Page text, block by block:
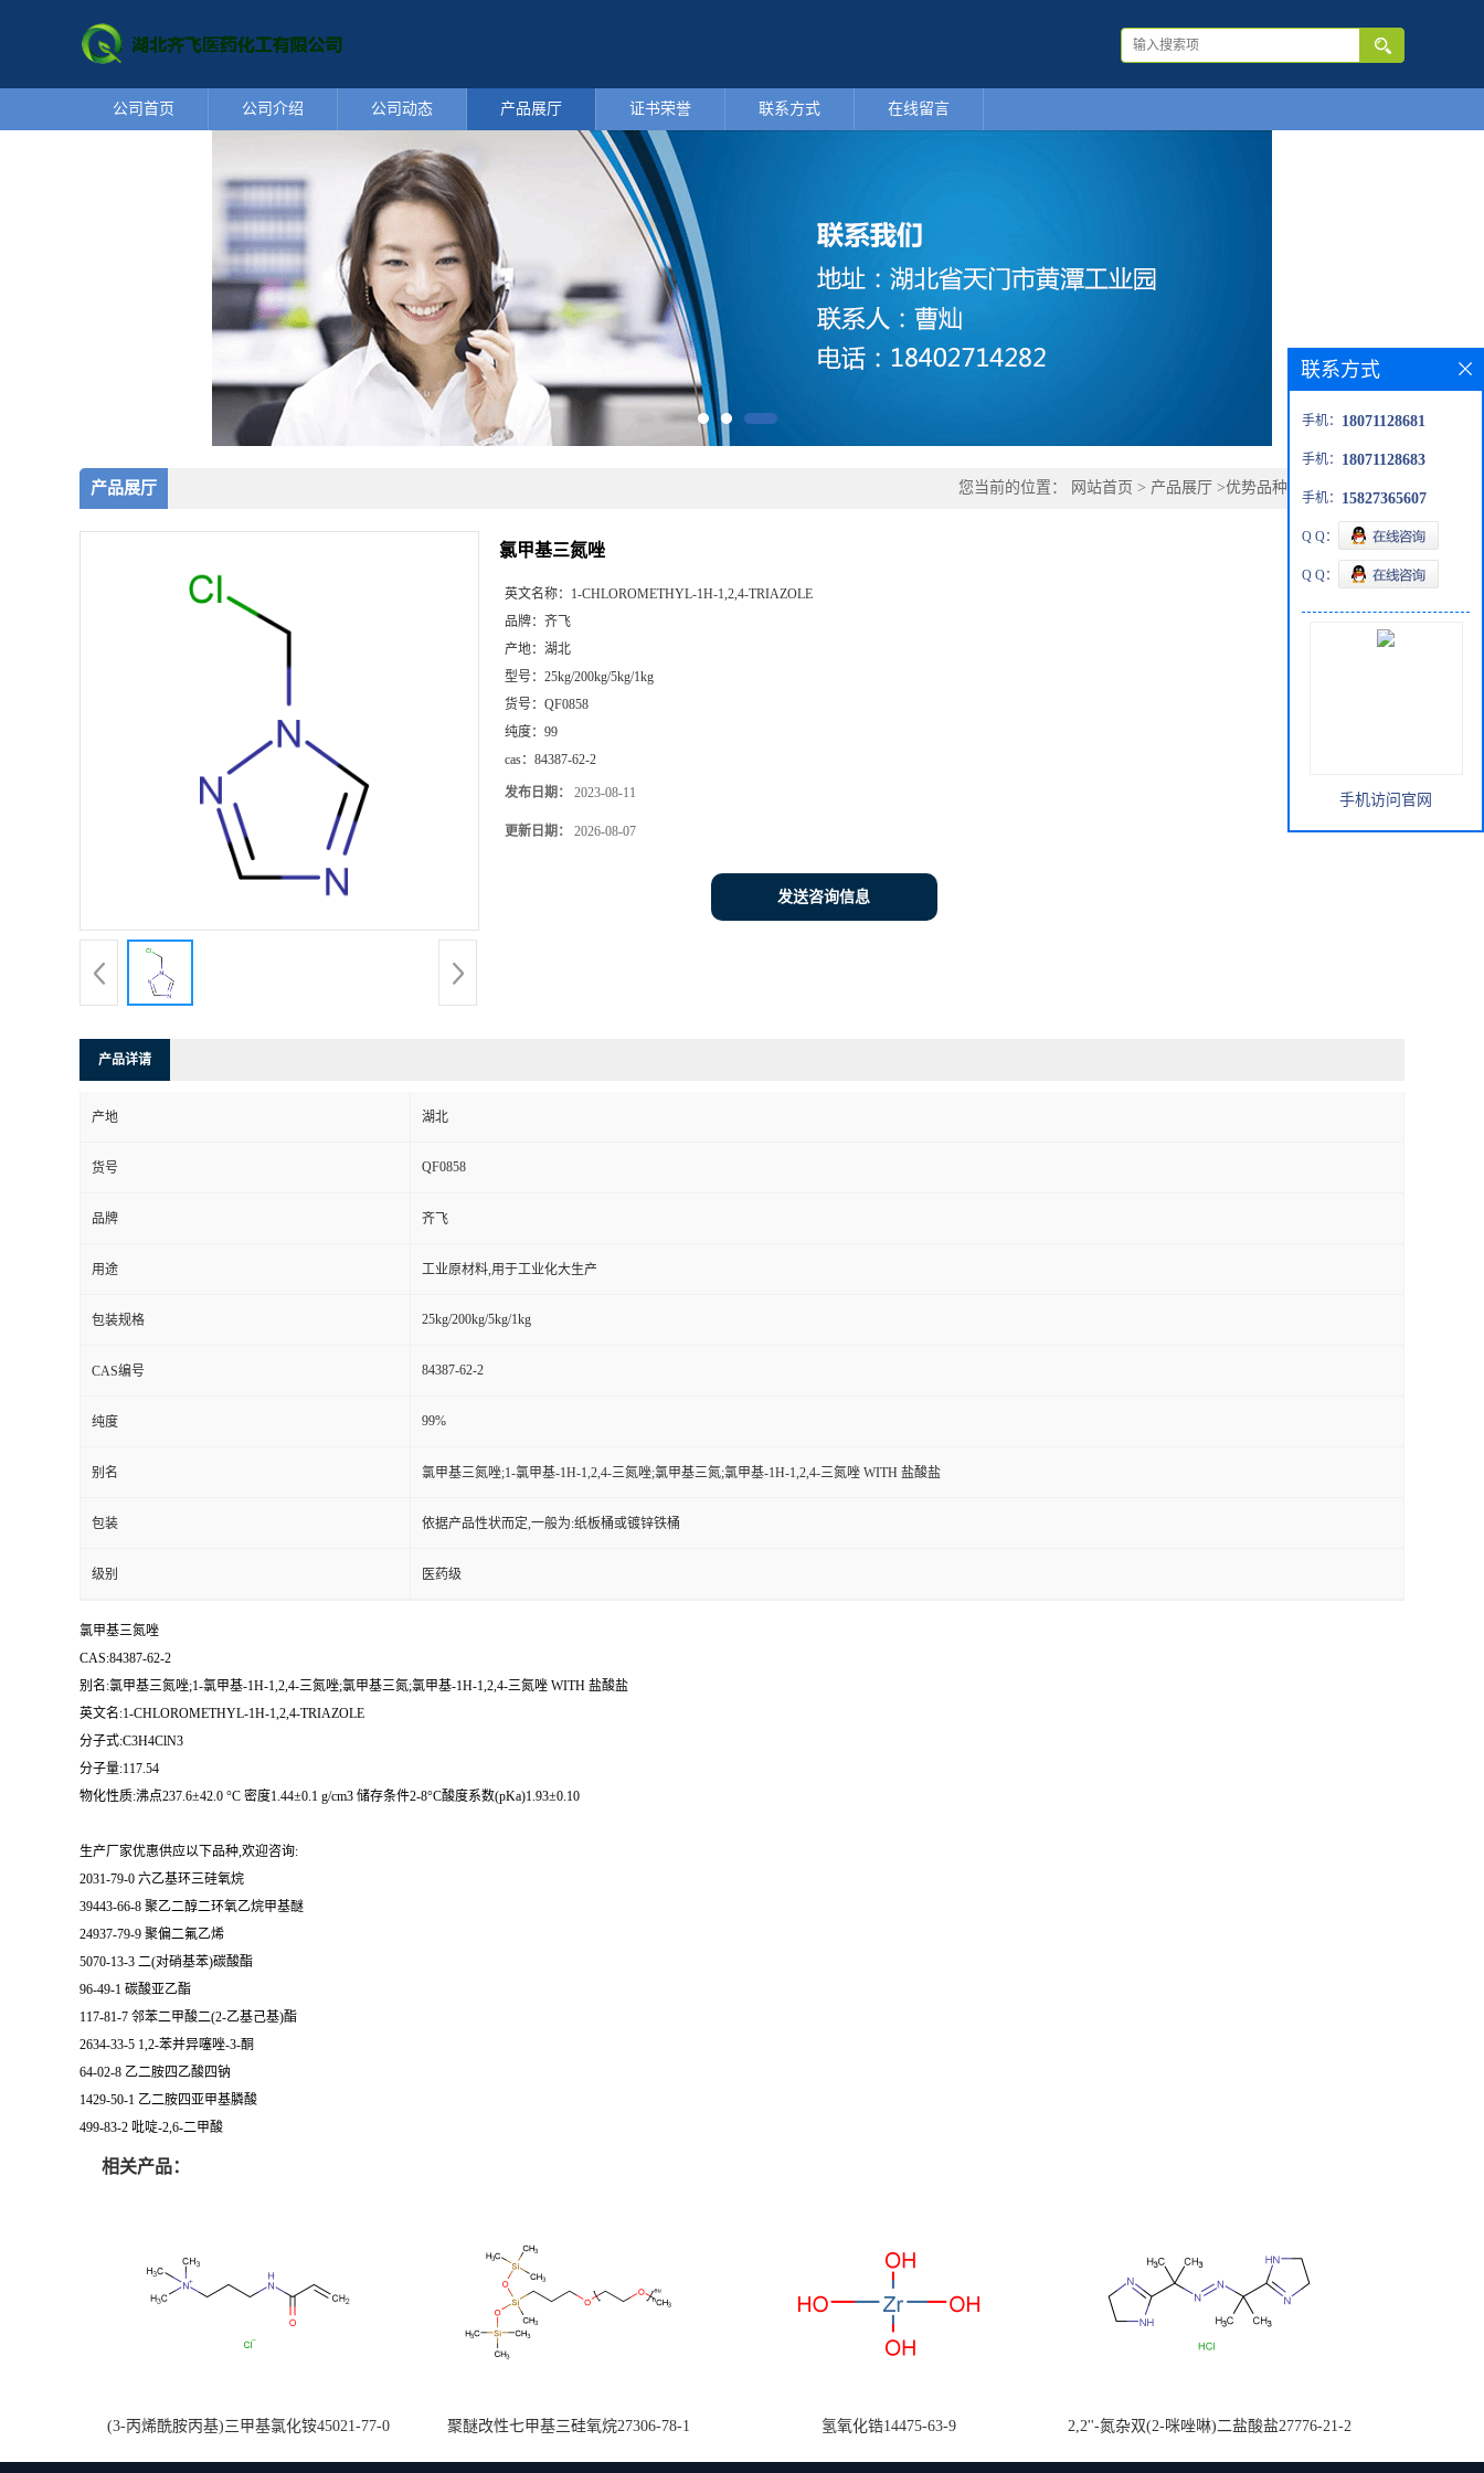
公司首页 公司介绍 公司动态 产品展厅 证书荣誉 联系方式 在线留言
产品展厅 您当前的位置： 网站首页 > 产品展厅 >优势品种 氯甲基三氮唑
氯甲基三氮唑
英文名称： 1-CHLOROMETHYL-1H-1,2,4-TRIAZOLE
品牌： 齐飞
产地： 湖北
型号： 25kg/200kg/5kg/1kg
货号： QF0858
纯度： 99
cas： 84387-62-2
发布日期： 2023-08-11
更新日期： 2026-08-07
发送咨询信息
产品详请
产地 湖北
货号 QF0858
品牌 齐飞
用途 工业原材料,用于工业化大生产
包装规格 25kg/200kg/5kg/1kg
CAS编号 84387-62-2
纯度 99%
别名 氯甲基三氮唑;1-氯甲基-1H-1,2,4-三氮唑;氯甲基三氮;氯甲基-1H-1,2,4-三氮唑 WITH 盐酸盐
包装 依据产品性状而定,一般为:纸板桶或镀锌铁桶
级别 医药级
氯甲基三氮唑
CAS:84387-62-2
别名:氯甲基三氮唑;1-氯甲基-1H-1,2,4-三氮唑;氯甲基三氮;氯甲基-1H-1,2,4-三氮唑 WITH 盐酸盐
英文名:1-CHLOROMETHYL-1H-1,2,4-TRIAZOLE
分子式:C3H4ClN3
分子量:117.54
物化性质:沸点237.6±42.0 °C 密度1.44±0.1 g/cm3 储存条件2-8°C酸度系数(pKa)1.93±0.10
生产厂家优惠供应以下品种,欢迎咨询:
2031-79-0 六乙基环三硅氧烷
39443-66-8 聚乙二醇二环氧乙烷甲基醚
24937-79-9 聚偏二氟乙烯
5070-13-3 二(对硝基苯)碳酸酯
96-49-1 碳酸亚乙酯
117-81-7 邻苯二甲酸二(2-乙基己基)酯
2634-33-5 1,2-苯并异噻唑-3-酮
64-02-8 乙二胺四乙酸四钠
1429-50-1 乙二胺四亚甲基膦酸
499-83-2 吡啶-2,6-二甲酸
相关产品：
(3-丙烯酰胺丙基)三甲基氯化铵45021-77-0 聚醚改性七甲基三硅氧烷27306-78-1 氢氧化锆14475-63-9 2,2''-氮杂双(2-咪唑啉)二盐酸盐27776-21-2
联系方式
手机： 18071128681
手机： 18071128683
手机： 15827365607
Q Q：
Q Q：
手机访问官网